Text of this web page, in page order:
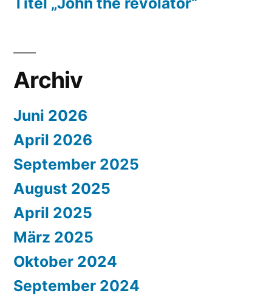
Archiv
Juni 2026
April 2026
September 2025
August 2025
April 2025
März 2025
Oktober 2024
September 2024